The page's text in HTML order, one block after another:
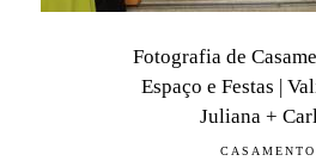
Fotografia de
Espaço e Festas |
Juliana +
CASAMENTO